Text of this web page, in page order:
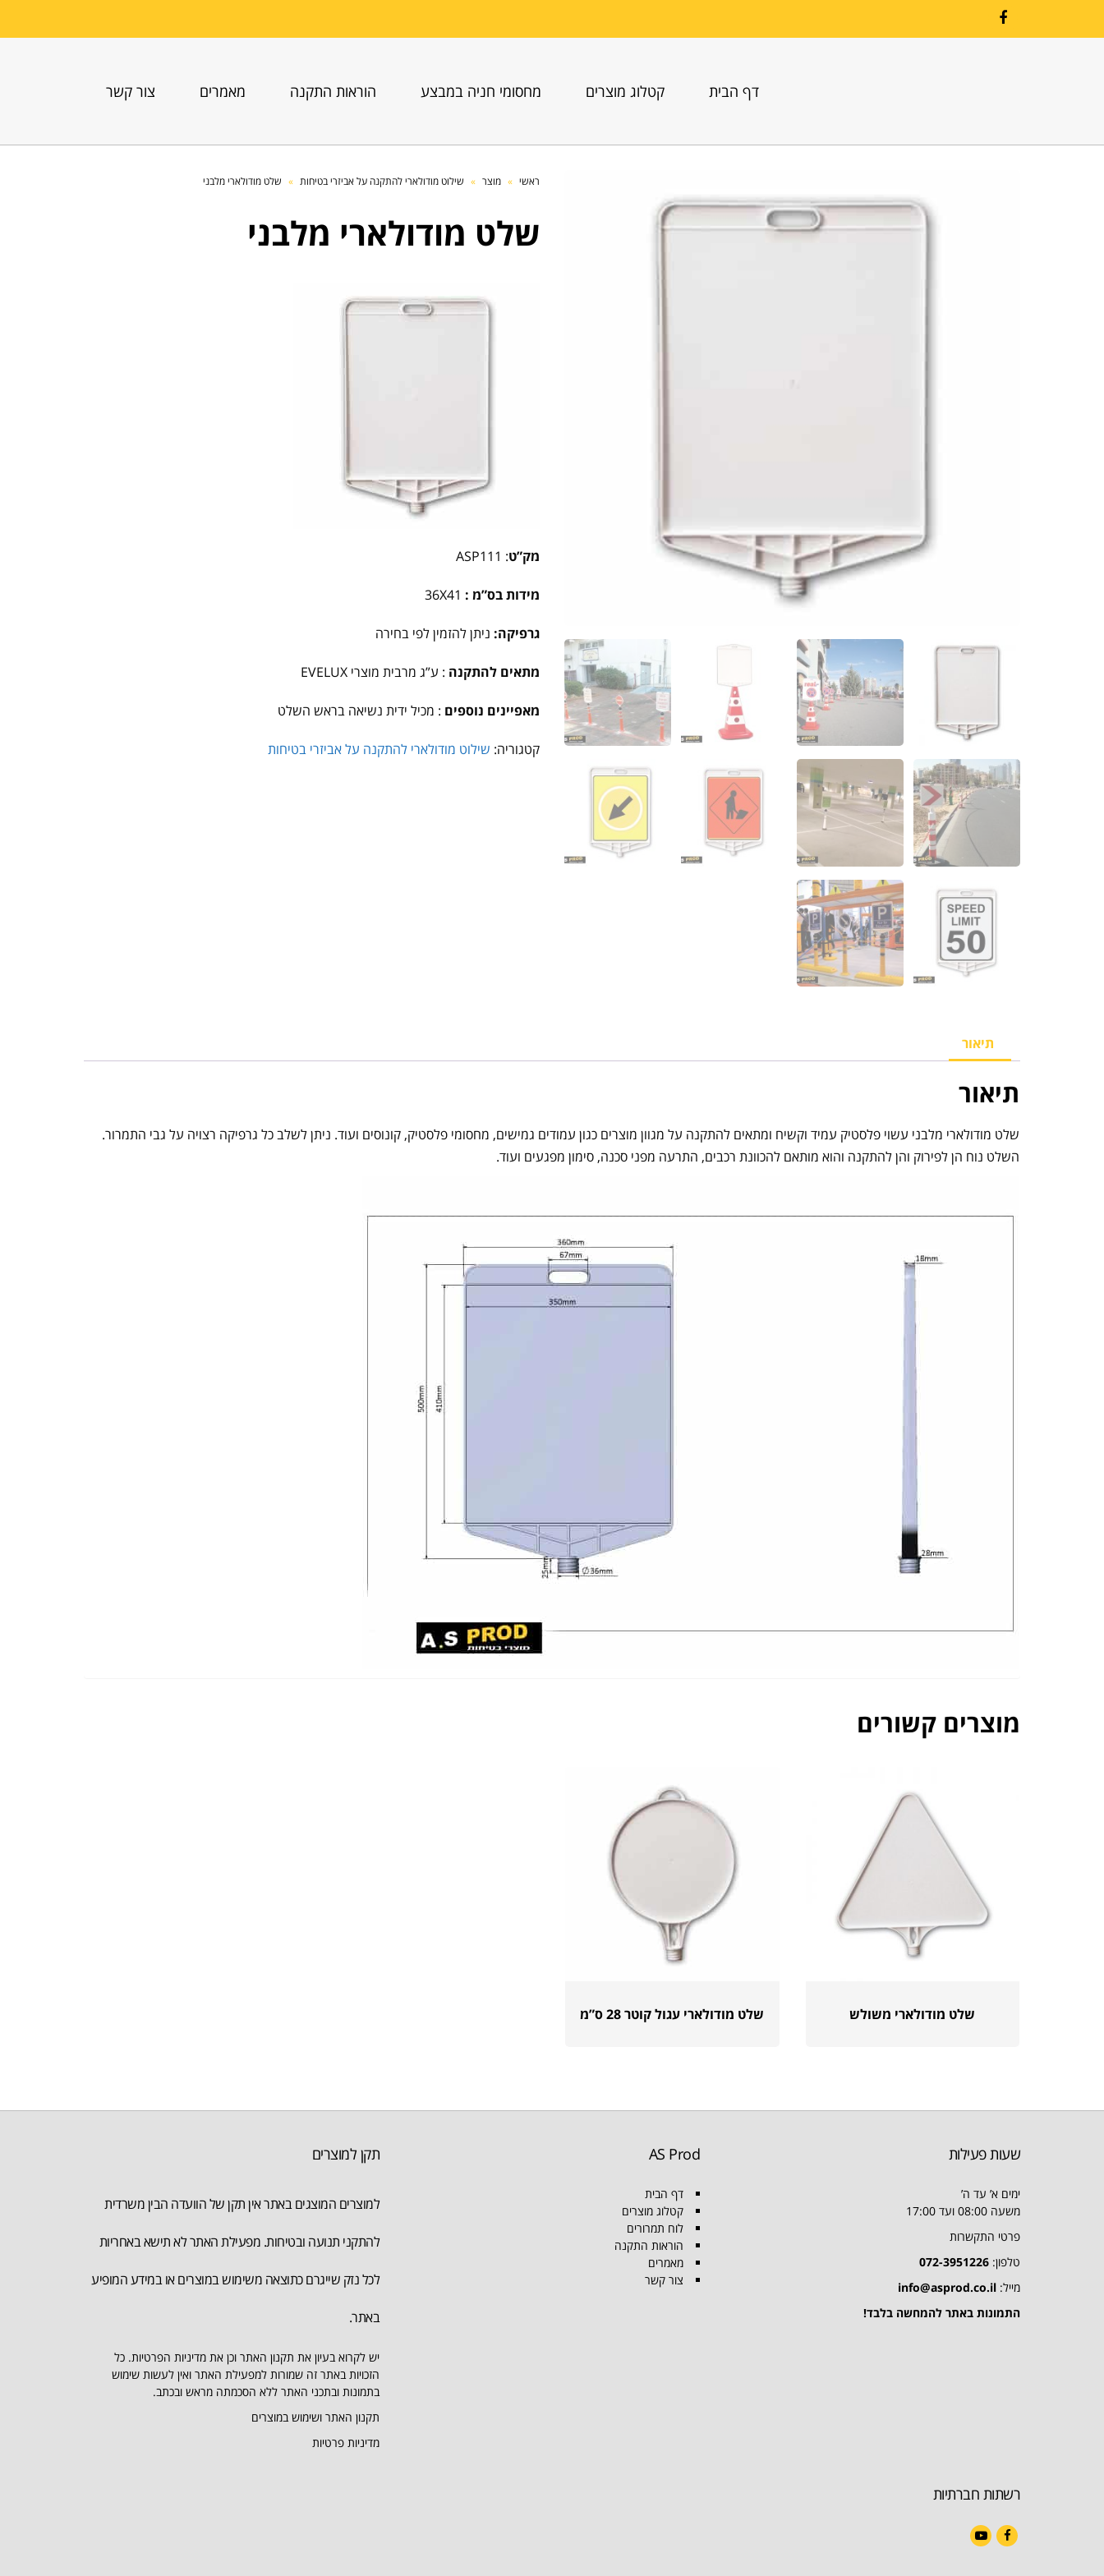
דף הבית קטלוג מוצרים מחסומי חניה במבצע הוראות התקנה מאמרים צור קשר
ראשי » מוצר » שילוט מודולארי להתקנה על אביזרי בטיחות » שלט מודולארי מלבני
שלט מודולארי מלבני
מק”ט:
ASP111
מידות בס”מ : 36X41
גרפיקה: ניתן להזמין לפי בחירה
מתאים להתקנה : ע”ג מרבית מוצרי EVELUX
מאפיינים נוספים : מכיל ידית נשיאה בראש השלט
קטגוריה: שילוט מודולארי להתקנה על אביזרי בטיחות
תיאור
תיאור
שלט מודולארי מלבני עשוי פלסטיק עמיד וקשיח ומתאים להתקנה על מגוון מוצרים כגון עמודים גמישים, מחסומי פלסטיק, קונוסים ועוד. ניתן לשלב כל גרפיקה רצויה על גבי התמרור.
השלט נוח הן לפירוק והן להתקנה והוא מותאם להכוונת רכבים, התרעה מפני סכנה, סימון מפגעים ועוד.
מוצרים קשורים
שלט מודולארי משולש שלט מודולארי עגול קוטר 28 ס”מ
שעות פעילות
ימים א’ עד ה’
משעה 08:00 ועד 17:00
פרטי התקשרות
טלפון: 072-3951226
מייל: info@asprod.co.il
התמונות באתר להמחשה בלבד!
AS Prod
דף הבית
קטלוג מוצרים
לוח תמרורים
הוראות התקנה
מאמרים
צור קשר
תקן למוצרים
למוצרים המוצגים באתר אין תקן של הוועדה הבין משרדית
להתקני תנועה ובטיחות. מפעילת האתר לא תישא באחריות
לכל נזק שייגרם כתוצאה משימוש במוצרים או במידע המופיע
באתר.
יש לקרוא בעיון את תקנון האתר וכן את מדיניות הפרטיות. כל
הזכויות באתר זה שמורות למפעילת האתר ואין לעשות שימוש
בתמונות ובתכני האתר ללא הסכמתה מראש ובכתב.
תקנון האתר ושימוש במוצרים
מדיניות פרטיות
רשתות חברתיות